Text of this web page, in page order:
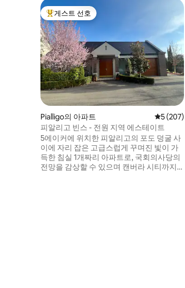
상위 게스트 선호
게스트 선호
Pialligo의 아파트 평점 5
5 (207)
피알리고 빈스 - 전원 지역 에스테이트
5에이커에 위치한 피알리고의 포도 덩굴 사
이에 자리 잡은 고급스럽게 꾸며진 빛이 가
득한 침실 1개짜리 아파트로, 국회의사당의
전망을 감상할 수 있으며 캔버라 시티까지